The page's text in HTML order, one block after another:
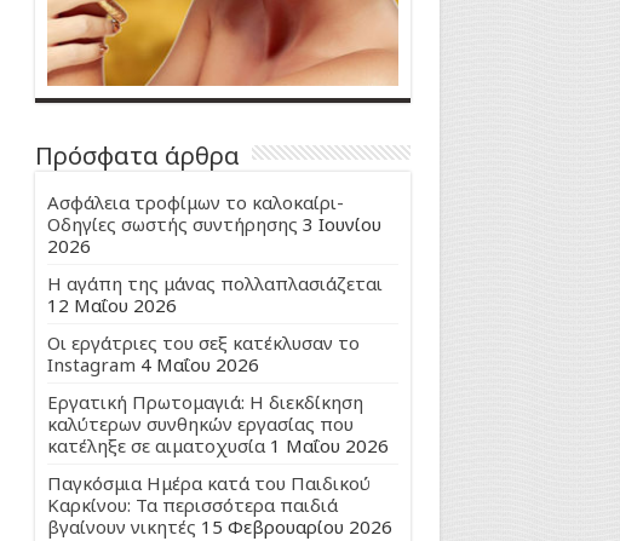
Πρόσφατα άρθρα
Ασφάλεια τροφίμων το καλοκαίρι-
Οδηγίες σωστής συντήρησης 3 Ιουνίου
2026
Η αγάπη της μάνας πολλαπλασιάζεται
12 Μαΐου 2026
Οι εργάτριες του σεξ κατέκλυσαν το
Instagram 4 Μαΐου 2026
Εργατική Πρωτομαγιά: Η διεκδίκηση
καλύτερων συνθηκών εργασίας που
κατέληξε σε αιματοχυσία 1 Μαΐου 2026
Παγκόσμια Ημέρα κατά του Παιδικού
Καρκίνου: Τα περισσότερα παιδιά
βγαίνουν νικητές 15 Φεβρουαρίου 2026